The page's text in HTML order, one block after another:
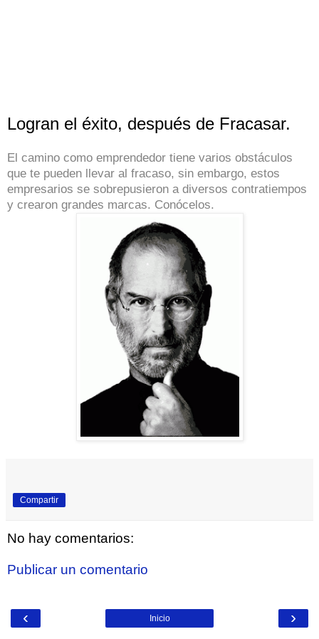
Logran el éxito, después de Fracasar.
El camino como emprendedor tiene varios obstáculos
que te pueden llevar al fracaso, sin embargo, estos
empresarios se sobrepusieron a diversos contratiempos
y crearon grandes marcas. Conócelos.
Compartir
No hay comentarios:
Publicar un comentario
‹ ›
Inicio